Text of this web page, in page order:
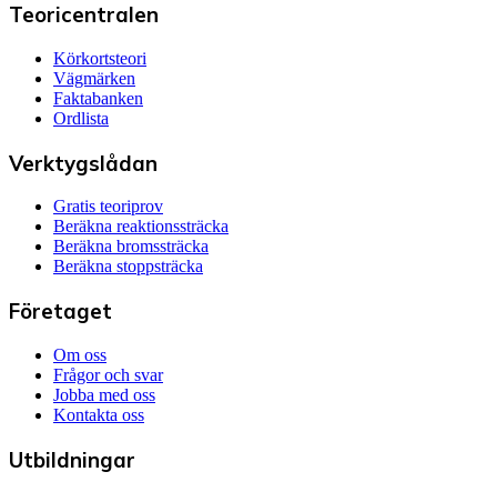
Teoricentralen
Körkortsteori
Vägmärken
Faktabanken
Ordlista
Verktygslådan
Gratis teoriprov
Beräkna reaktionssträcka
Beräkna bromssträcka
Beräkna stoppsträcka
Företaget
Om oss
Frågor och svar
Jobba med oss
Kontakta oss
Utbildningar